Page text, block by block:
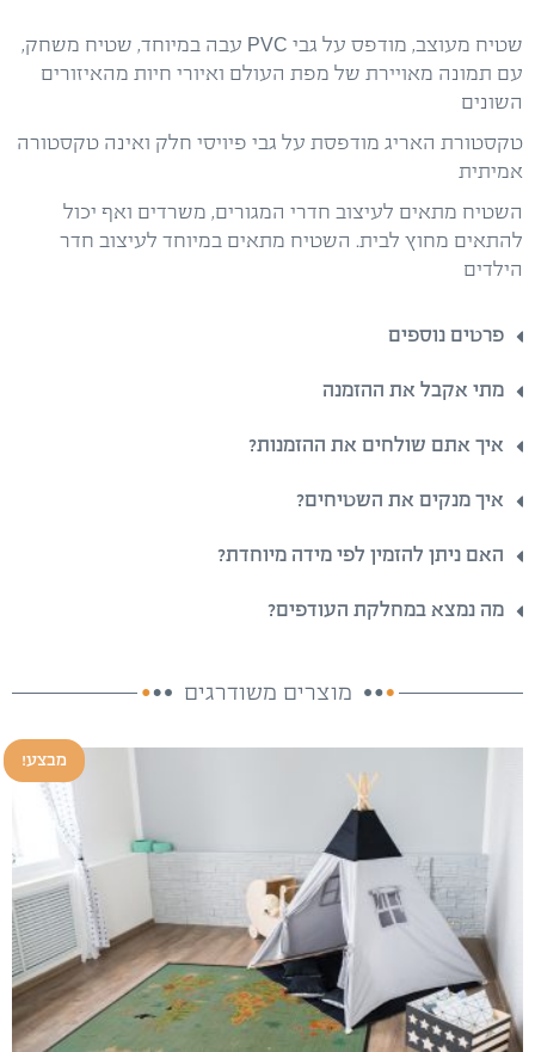
שטיח מעוצב, מודפס על גבי PVC עבה במיוחד, שטיח משחק,
עם תמונה מאויירת של מפת העולם ואיורי חיות מהאיזורים
השונים
טקסטורת האריג מודפסת על גבי פיויסי חלק ואינה טקסטורה
אמיתית
השטיח מתאים לעיצוב חדרי המגורים, משרדים ואף יכול
להתאים מחוץ לבית. השטיח מתאים במיוחד לעיצוב חדר
הילדים
פרטים נוספים
מתי אקבל את ההזמנה
איך אתם שולחים את ההזמנות?
איך מנקים את השטיחים?
האם ניתן להזמין לפי מידה מיוחדת?
מה נמצא במחלקת העודפים?
מוצרים משודרגים
מבצע!